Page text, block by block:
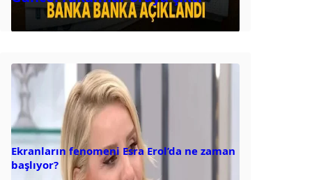
Ekranların fenomeni Esra Erol’da ne zaman
başlıyor?